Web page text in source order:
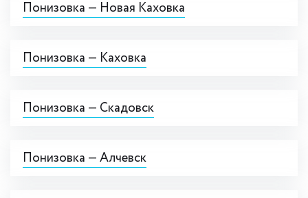
Понизовка — Новая Каховка
Понизовка — Каховка
Понизовка — Скадовск
Понизовка — Алчевск